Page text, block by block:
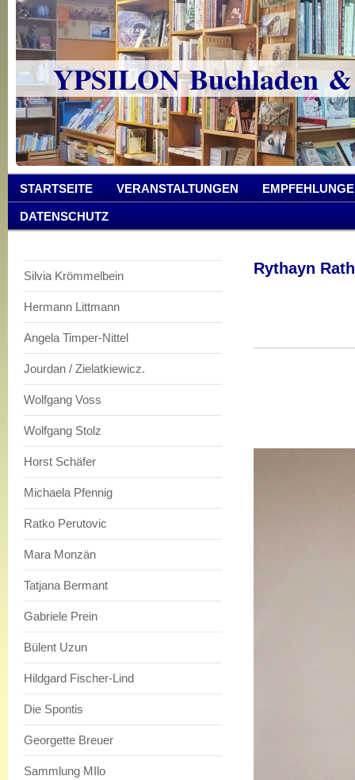
YPSILON Buchladen
STARTSEITE VERANSTALTUNGEN
DATENSCHUTZ
Silvia Krömmelbein
Hermann Littmann
Angela Timper-Nittel
Jourdan / Zielatkiewicz.
Wolfgang Voss
Wolfgang Stolz
Horst Schäfer
Michaela Pfennig
Ratko Perutovic
Mara Monzän
Tatjana Bermant
Gabriele Prein
Bülent Uzun
Hildgard Fischer-Lind
Die Spontis
Georgette Breuer
Sammlung MIlo
Rythayn Rath